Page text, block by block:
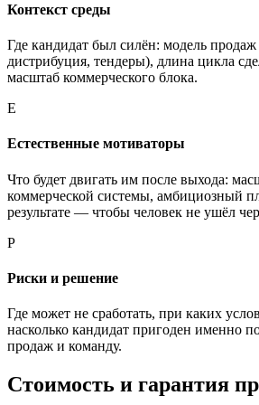
Контекст среды
Где кандидат был силён: модель
дистрибуция, тендеры), длина цикла
масштаб коммерческого блока.
Е
Естественные мотиваторы
Что будет двигать им после выхода:
коммерческой системы, амбициозный
результате — чтобы человек не ушёл
Р
Риски и решение
Где может не сработать, при каких
насколько кандидат пригоден именно
продаж и команду.
Стоимость и гарантия